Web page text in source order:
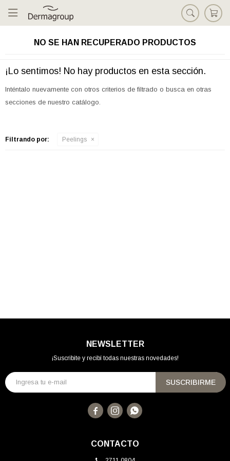

NO SE HAN RECUPERADO PRODUCTOS
¡Lo sentimos! No hay productos en esta sección.
Inténtalo nuevamente con otros criterios de filtrado o busca en otras
secciones de nuestro catálogo.
Filtrando por: Peelings
CONTACTO
NEWSLETTER
¡Suscribite y recibí todas nuestras novedades!
SUSCRIBIRME
  